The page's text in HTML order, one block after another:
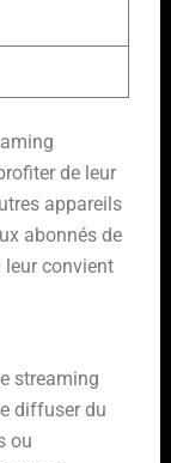
de leur
appareils
abonnés de
convient
streaming
diffuser du
ou